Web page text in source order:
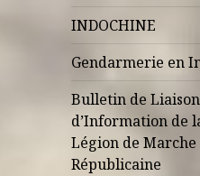
INDOCHINE
Gendarmerie en
Bulletin de
d’Information de
Légion de Marche
Républicaine